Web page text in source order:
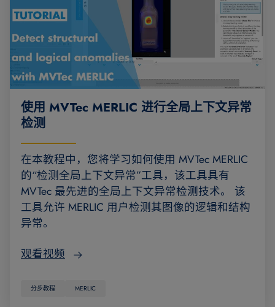
使用 MVTec MERLIC 进行全局上下文异常
检测
在本教程中，您将学习如何使用 MVTec MERLIC
的“检测全局上下文异常”工具，该工具具有
MVTec 最先进的全局上下文异常检测技术。 该
工具允许 MERLIC 用户检测其图像的逻辑和结构
异常。
观看视频
分步教程 MERLIC